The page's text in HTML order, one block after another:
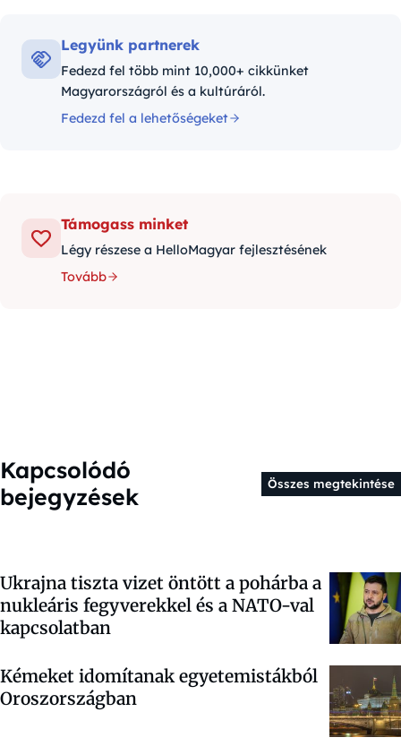
Legyünk partnerek
Fedezd fel több mint 10,000+ cikkünket
Magyarországról és a kultúráról.
Fedezd fel a lehetőségeket
Támogass minket
Légy részese a HelloMagyar fejlesztésének
Tovább
Kapcsolódó
bejegyzések
Összes megtekintése
Ukrajna tiszta vizet öntött a pohárba a
nukleáris fegyverekkel és a NATO-val
kapcsolatban
Kémeket idomítanak egyetemistákból
Oroszországban